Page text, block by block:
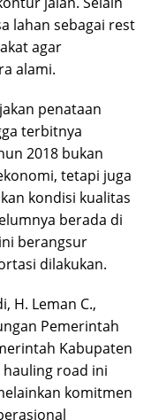
lahan sebagai rest
agar
alami.
penataan
terbitnya
2018 bukan
tetapi juga
kondisi kualitas
berada di
berangsur
dilakukan.
H. Leman C.,
Pemerintah
Kabupaten
road ini
komitmen